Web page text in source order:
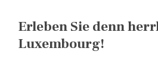
Erleben Sie denn
Luxembourg!